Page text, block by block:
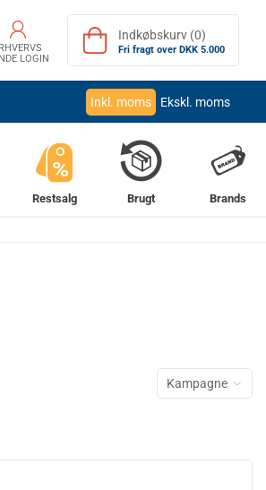
LOGIN
Indkøbskurv (0)
Fri fragt over DKK 5.000
Inkl. moms Ekskl. moms
%
Restsalg Brugt Brands
Kampagne